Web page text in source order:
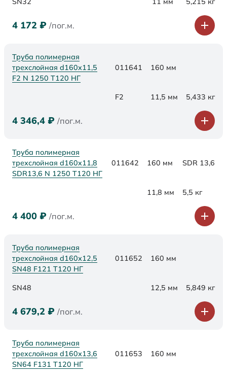
4 172 ₽ /пог.м.
Труба полимерная
трехслойная d160x11,5
F2 N 1250 Т120 НГ
011641 160 мм
F2 11,5 мм 5,433 кг
4 346,4 ₽ /пог.м.
Труба полимерная
трехслойная d160x11,8
SDR13,6 N 1250 Т120 НГ
011642 160 мм SDR 13,6
11,8 мм 5,5 кг
4 400 ₽ /пог.м.
Труба полимерная
трехслойная d160х12,5
SN48 F121 Т120 НГ
011652 160 мм
SN48 12,5 мм 5,849 кг
4 679,2 ₽ /пог.м.
Труба полимерная
трехслойная d160х13,6
SN64 F131 Т120 НГ
011653 160 мм